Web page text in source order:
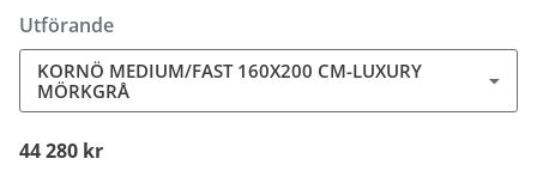
Utförande
KORNÖ MEDIUM/FAST 160X200 CM-LUXURY
MÖRKGRÅ
44 280 kr